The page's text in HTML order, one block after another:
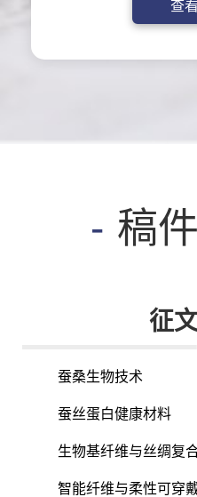
查
稿
征
蚕桑生物技术
蚕丝蛋白健康材料
生物基纤维与丝绸复
智能纤维与柔性可穿